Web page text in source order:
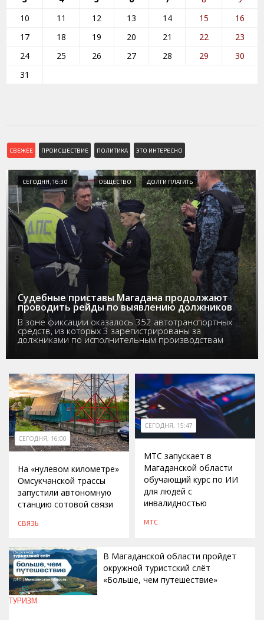
10
11 12 13 14 15
16
17
18 19 20 21 22
23
24
25 26 27 28 29
30
31
СВЕЖЕЕ ПРОИСШЕСТВИЕ ПОЛИТИКА ЭТО ИНТЕРЕСНО
СЕГОДНЯ, 16:30 ОБЩЕСТВО ДОЛГИ ПЛАТИТЬ
Судебные приставы Магадана продолжают
проводить рейды по выявлению должников
В зоне фиксации оказалось 352 автотранспортных
средств, из которых 3 зарегистрированы за
должниками по исполнительным производствам
СЕГОДНЯ, 16:00
На «нулевом километре»
Омсукчанской трассы
запустили автономную
станцию сотовой связи
СВЯЗЬ
СЕГОДНЯ, 15:47
МТС запускает в
Магаданской области
обучающий курс по ИИ
для людей с
инвалидностью
МТС
В Магаданской области пройдет
окружной туристский слёт
«Больше, чем путешествие»
ТУРИЗМ